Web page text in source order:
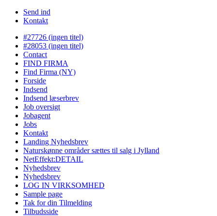
Send ind
Kontakt
#27726 (ingen titel)
#28053 (ingen titel)
Contact
FIND FIRMA
Find Firma (NY)
Forside
Indsend
Indsend læserbrev
Job oversigt
Jobagent
Jobs
Kontakt
Landing Nyhedsbrev
Naturskønne områder sættes til salg i Jylland
NetEffekt:DETAIL
Nyhedsbrev
Nyhedsbrev
LOG IN VIRKSOMHED
Sample page
Tak for din Tilmelding
Tilbudsside